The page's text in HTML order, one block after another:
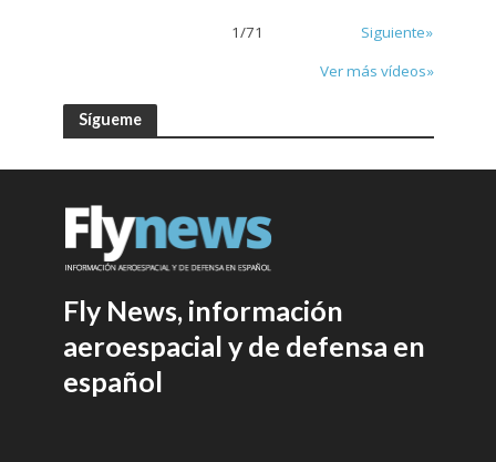
1/71
Siguiente»
Ver más vídeos»
Sígueme
Fly News, información
aeroespacial y de defensa en
español